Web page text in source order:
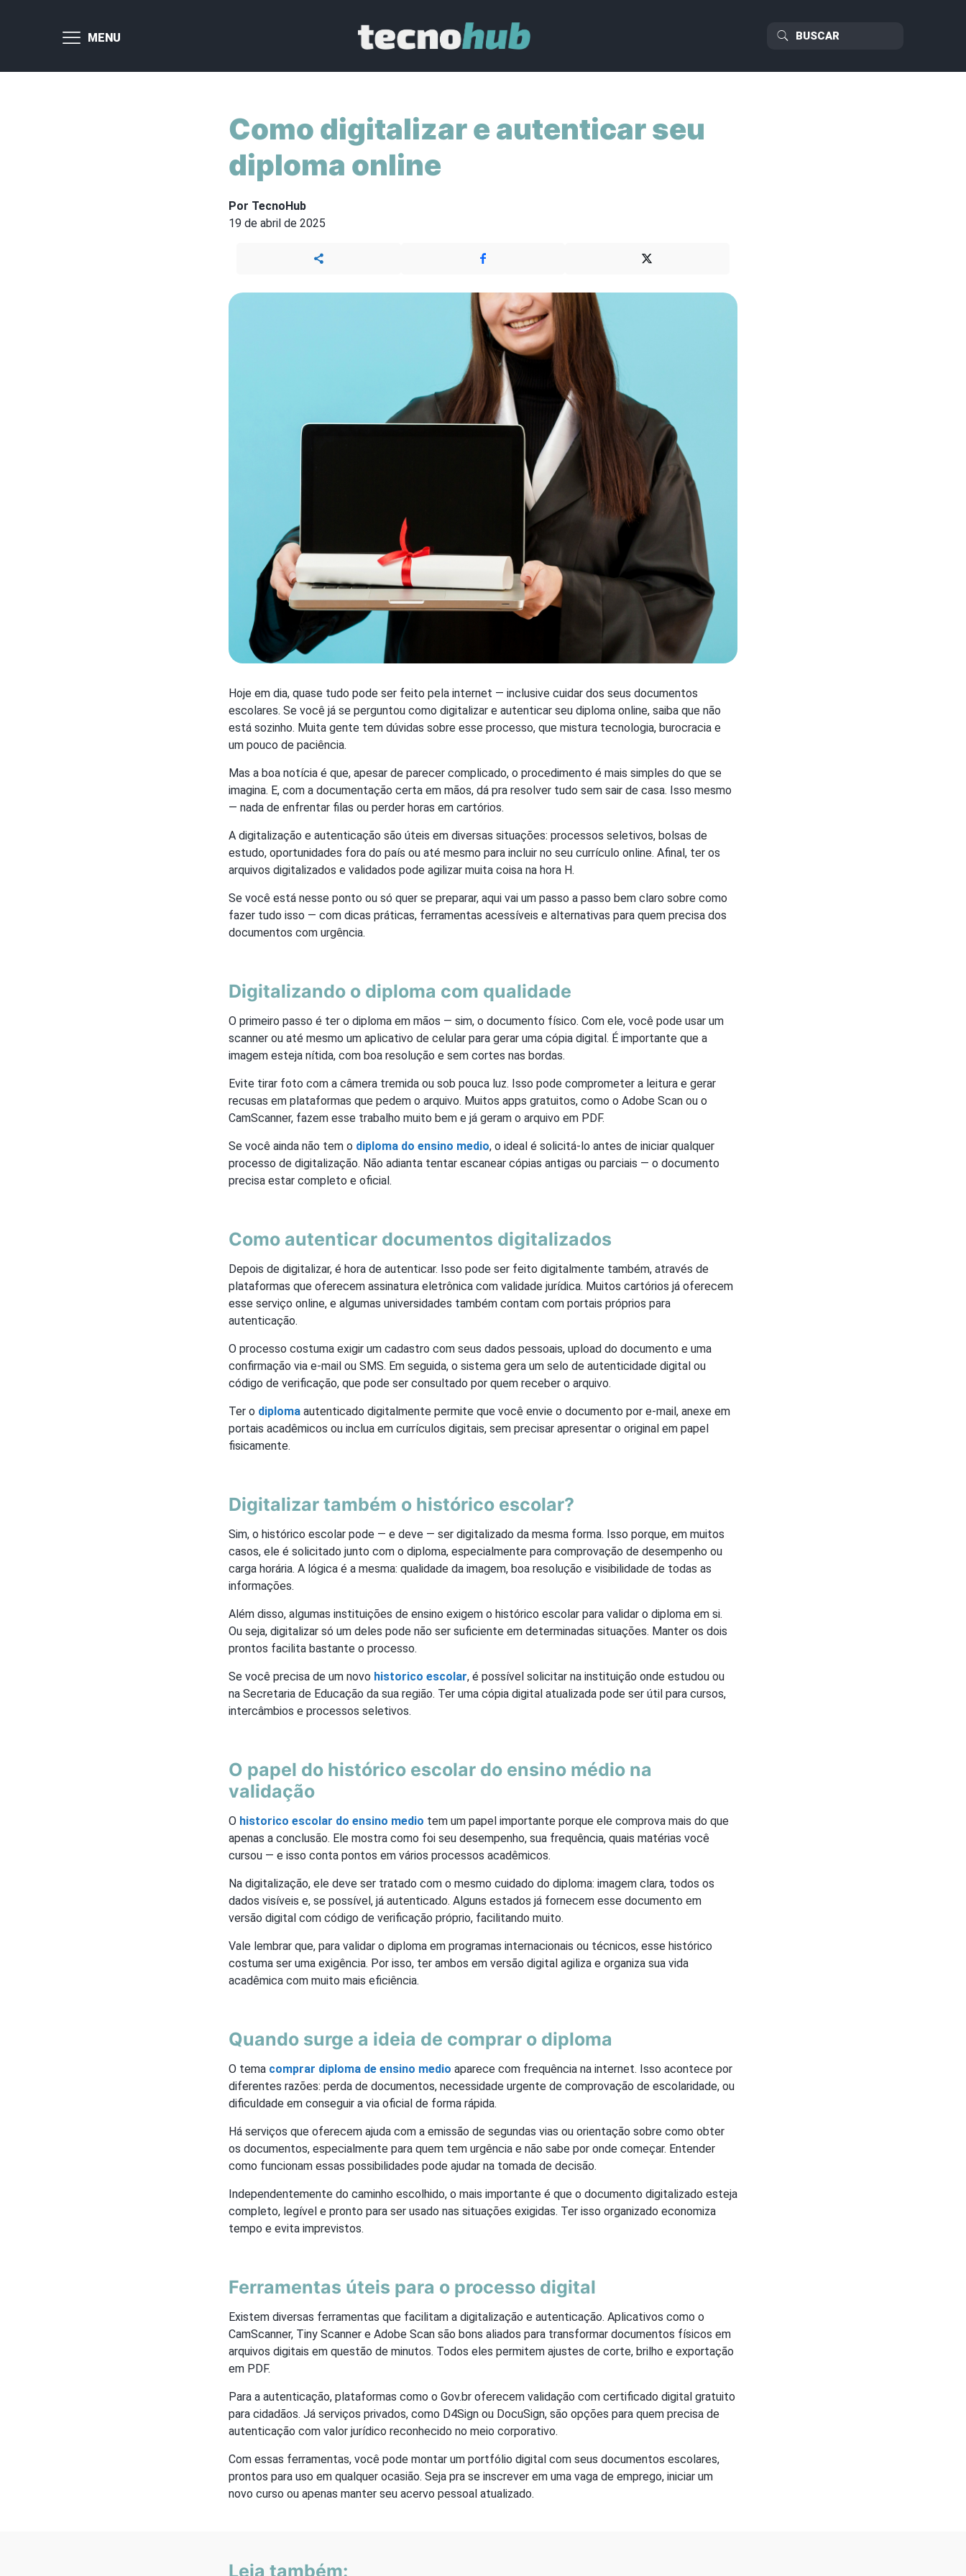
MENU
Como digitalizar e autenticar seu
diploma online
Por TecnoHub
19 de abril de 2025
Hoje em dia, quase tudo pode ser feito pela internet — inclusive cuidar dos seus documentos
escolares. Se você já se perguntou como digitalizar e autenticar seu diploma online, saiba que não
está sozinho. Muita gente tem dúvidas sobre esse processo, que mistura tecnologia, burocracia e
um pouco de paciência.
Mas a boa notícia é que, apesar de parecer complicado, o procedimento é mais simples do que se
imagina. E, com a documentação certa em mãos, dá pra resolver tudo sem sair de casa. Isso mesmo
— nada de enfrentar filas ou perder horas em cartórios.
A digitalização e autenticação são úteis em diversas situações: processos seletivos, bolsas de
estudo, oportunidades fora do país ou até mesmo para incluir no seu currículo online. Afinal, ter os
arquivos digitalizados e validados pode agilizar muita coisa na hora H.
Se você está nesse ponto ou só quer se preparar, aqui vai um passo a passo bem claro sobre como
fazer tudo isso — com dicas práticas, ferramentas acessíveis e alternativas para quem precisa dos
documentos com urgência.
Digitalizando o diploma com qualidade
O primeiro passo é ter o diploma em mãos — sim, o documento físico. Com ele, você pode usar um
scanner ou até mesmo um aplicativo de celular para gerar uma cópia digital. É importante que a
imagem esteja nítida, com boa resolução e sem cortes nas bordas.
Evite tirar foto com a câmera tremida ou sob pouca luz. Isso pode comprometer a leitura e gerar
recusas em plataformas que pedem o arquivo. Muitos apps gratuitos, como o Adobe Scan ou o
CamScanner, fazem esse trabalho muito bem e já geram o arquivo em PDF.
Se você ainda não tem o diploma do ensino medio, o ideal é solicitá-lo antes de iniciar qualquer
processo de digitalização. Não adianta tentar escanear cópias antigas ou parciais — o documento
precisa estar completo e oficial.
Como autenticar documentos digitalizados
Depois de digitalizar, é hora de autenticar. Isso pode ser feito digitalmente também, através de
plataformas que oferecem assinatura eletrônica com validade jurídica. Muitos cartórios já oferecem
esse serviço online, e algumas universidades também contam com portais próprios para
autenticação.
O processo costuma exigir um cadastro com seus dados pessoais, upload do documento e uma
confirmação via e-mail ou SMS. Em seguida, o sistema gera um selo de autenticidade digital ou
código de verificação, que pode ser consultado por quem receber o arquivo.
Ter o diploma autenticado digitalmente permite que você envie o documento por e-mail, anexe em
portais acadêmicos ou inclua em currículos digitais, sem precisar apresentar o original em papel
fisicamente.
Digitalizar também o histórico escolar?
Sim, o histórico escolar pode — e deve — ser digitalizado da mesma forma. Isso porque, em muitos
casos, ele é solicitado junto com o diploma, especialmente para comprovação de desempenho ou
carga horária. A lógica é a mesma: qualidade da imagem, boa resolução e visibilidade de todas as
informações.
Além disso, algumas instituições de ensino exigem o histórico escolar para validar o diploma em si.
Ou seja, digitalizar só um deles pode não ser suficiente em determinadas situações. Manter os dois
prontos facilita bastante o processo.
Se você precisa de um novo historico escolar, é possível solicitar na instituição onde estudou ou
na Secretaria de Educação da sua região. Ter uma cópia digital atualizada pode ser útil para cursos,
intercâmbios e processos seletivos.
O papel do histórico escolar do ensino médio na
validação
O historico escolar do ensino medio tem um papel importante porque ele comprova mais do que
apenas a conclusão. Ele mostra como foi seu desempenho, sua frequência, quais matérias você
cursou — e isso conta pontos em vários processos acadêmicos.
Na digitalização, ele deve ser tratado com o mesmo cuidado do diploma: imagem clara, todos os
dados visíveis e, se possível, já autenticado. Alguns estados já fornecem esse documento em
versão digital com código de verificação próprio, facilitando muito.
Vale lembrar que, para validar o diploma em programas internacionais ou técnicos, esse histórico
costuma ser uma exigência. Por isso, ter ambos em versão digital agiliza e organiza sua vida
acadêmica com muito mais eficiência.
Quando surge a ideia de comprar o diploma
O tema comprar diploma de ensino medio aparece com frequência na internet. Isso acontece por
diferentes razões: perda de documentos, necessidade urgente de comprovação de escolaridade, ou
dificuldade em conseguir a via oficial de forma rápida.
Há serviços que oferecem ajuda com a emissão de segundas vias ou orientação sobre como obter
os documentos, especialmente para quem tem urgência e não sabe por onde começar. Entender
como funcionam essas possibilidades pode ajudar na tomada de decisão.
Independentemente do caminho escolhido, o mais importante é que o documento digitalizado esteja
completo, legível e pronto para ser usado nas situações exigidas. Ter isso organizado economiza
tempo e evita imprevistos.
Ferramentas úteis para o processo digital
Existem diversas ferramentas que facilitam a digitalização e autenticação. Aplicativos como o
CamScanner, Tiny Scanner e Adobe Scan são bons aliados para transformar documentos físicos em
arquivos digitais em questão de minutos. Todos eles permitem ajustes de corte, brilho e exportação
em PDF.
Para a autenticação, plataformas como o Gov.br oferecem validação com certificado digital gratuito
para cidadãos. Já serviços privados, como D4Sign ou DocuSign, são opções para quem precisa de
autenticação com valor jurídico reconhecido no meio corporativo.
Com essas ferramentas, você pode montar um portfólio digital com seus documentos escolares,
prontos para uso em qualquer ocasião. Seja pra se inscrever em uma vaga de emprego, iniciar um
novo curso ou apenas manter seu acervo pessoal atualizado.
Leia também: